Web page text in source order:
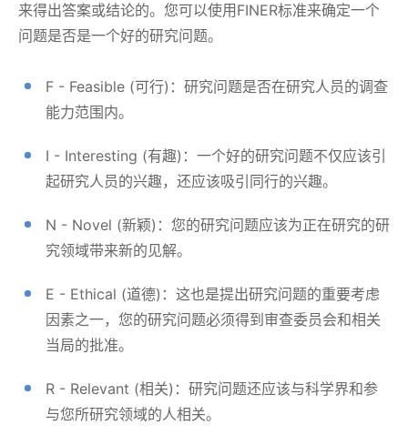
来得出答案或结论的。您可以使用FINER标准来确定一个
问题是否是一个好的研究问题。
F - Feasible (可行)：研究问题是否在研究人员的调查
能力范围内。
I - Interesting (有趣)：一个好的研究问题不仅应该引
起研究人员的兴趣，还应该吸引同行的兴趣。
N - Novel (新颖)：您的研究问题应该为正在研究的研
究领域带来新的见解。
E - Ethical (道德)：这也是提出研究问题的重要考虑
因素之一，您的研究问题必须得到审查委员会和相关
当局的批准。
R - Relevant (相关)：研究问题还应该与科学界和参
与您所研究领域的人相关。